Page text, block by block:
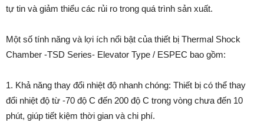
tự tin và giảm thiểu các rủi ro trong quá trình sản xuất.
Một số tính năng và lợi ích nổi bật của thiết bị Thermal Shock
Chamber -TSD Series- Elevator Type / ESPEC bao gồm:
1. Khả năng thay đổi nhiệt độ nhanh chóng: Thiết bị có thể thay
đổi nhiệt độ từ -70 độ C đến 200 độ C trong vòng chưa đến 10
phút, giúp tiết kiệm thời gian và chi phí.